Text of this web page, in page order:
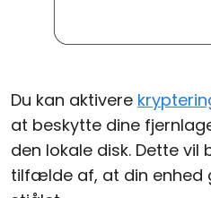
Du kan aktivere
at beskytte dine
den lokale disk. Dette
tilfælde af, at din enhed